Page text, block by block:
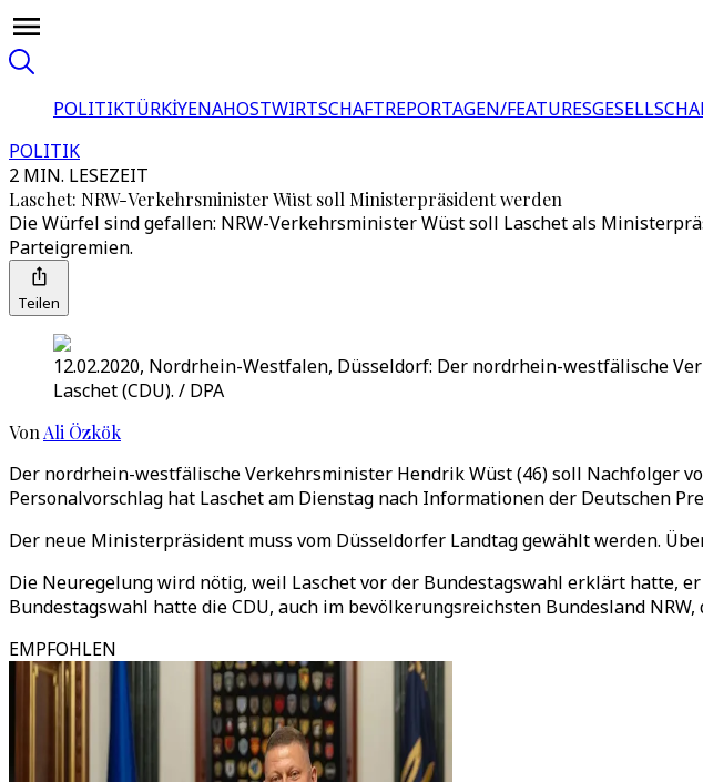
POLITIKTÜRKİYENAHOSTWIRTSCHAFTREPORTAGEN/FEATURES
POLITIK
2 MIN. LESEZEIT
Laschet: NRW-Verkehrsminister Wüst soll Ministerpräsident werden
Die Würfel sind gefallen: NRW-Verkehrsminister Wüst soll Laschet als
Parteigremien.
Teilen
12.02.2020, Nordrhein-Westfalen, Düsseldorf: Der nordrhein-westfälische
Laschet (CDU). / DPA
Von Ali Özkök
Der nordrhein-westfälische Verkehrsminister Hendrik Wüst (46) soll Nachfolger
Personalvorschlag hat Laschet am Dienstag nach Informationen der Deutschen
Der neue Ministerpräsident muss vom Düsseldorfer Landtag gewählt werden.
Die Neuregelung wird nötig, weil Laschet vor der Bundestagswahl erklärt hatte,
Bundestagswahl hatte die CDU, auch im bevölkerungsreichsten Bundesland
EMPFOHLEN